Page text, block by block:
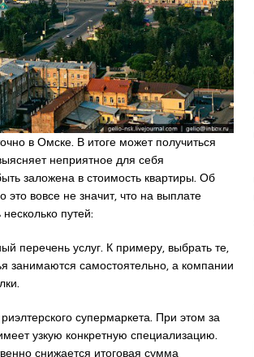
в Омске. В итоге может получиться
неприятное для себя
заложена в стоимость квартиры. Об
вовсе не значит, что на выплате
путей:
перечень услуг. К примеру, выбрать те,
занимаются самостоятельно, а компании
супермаркета. При этом за
узкую конкретную специализацию.
снижается итоговая сумма